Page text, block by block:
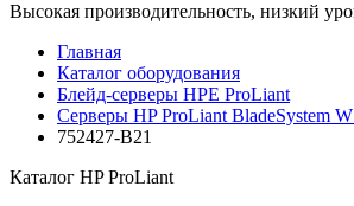
Высокая производительность, низкий
Главная
Каталог оборудования
Блейд-серверы HPE ProLiant
Серверы HP ProLiant BladeSystem
752427-B21
Каталог HP ProLiant